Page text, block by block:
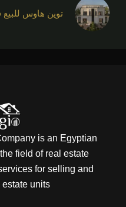
توين هاوس للبيع
is an Egyptian
field of real estate
for selling and
units.